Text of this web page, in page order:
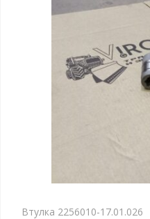
Втулка 2256010-17.01.026